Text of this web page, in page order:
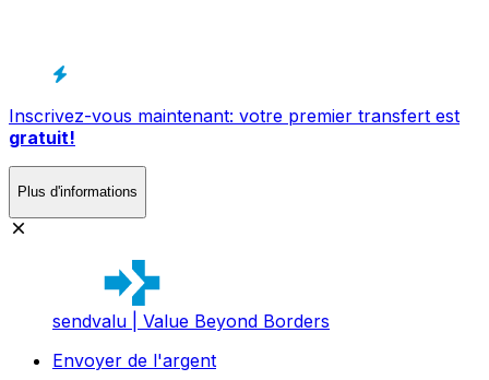
Inscrivez-vous maintenant: votre premier transfert est
gratuit!
Plus d'informations
sendvalu | Value Beyond Borders
Envoyer de l'argent